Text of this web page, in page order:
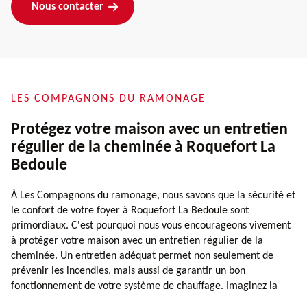
Nous contacter
LES COMPAGNONS DU RAMONAGE
Protégez votre maison avec un entretien
régulier de la cheminée à Roquefort La
Bedoule
À Les Compagnons du ramonage, nous savons que la sécurité et
le confort de votre foyer à Roquefort La Bedoule sont
primordiaux. C'est pourquoi nous vous encourageons vivement
à protéger votre maison avec un entretien régulier de la
cheminée. Un entretien adéquat permet non seulement de
prévenir les incendies, mais aussi de garantir un bon
fonctionnement de votre système de chauffage. Imaginez la